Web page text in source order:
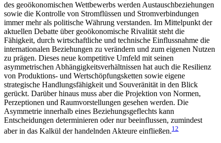
des geoökonomischen Wettbewerbs werden Austauschbeziehungen
sowie die Kontrolle von Stromflüssen und Stromverbindungen
immer mehr als politische Währung verstanden. Im Mittelpunkt der
aktuellen Debatte über geoökono­mische Rivalität steht die
Fähigkeit, durch wirtschaftliche und technische Einflussnahme die
internatio­nalen Beziehungen zu verändern und zum eigenen Nutzen
zu prägen. Dieses neue kompetitive Umfeld mit seinen
asymmetrischen Abhängigkeitsverhält­nissen hat auch die Resilienz
von Produktions- und Wertschöpfungsketten sowie eigene
strategische Handlungsfähigkeit und Souveränität in den Blick
gerückt. Darüber hinaus muss aber die Projektion von Normen,
Perzeptionen und Raumvorstellungen gesehen werden. Die
Asymmetrie innerhalb eines Beziehungsgeflechts kann
Entscheidungen determinieren oder nur beeinflussen, zumindest
aber in das Kalkül der handelnden Akteure einfließen.12